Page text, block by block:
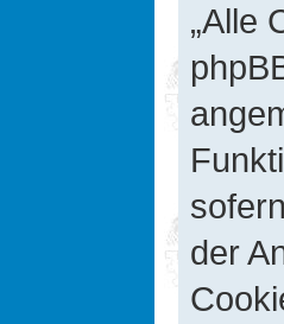
„Alle
der